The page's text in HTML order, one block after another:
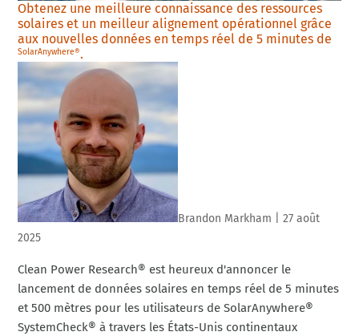
Obtenez une meilleure connaissance des ressources
solaires et un meilleur alignement opérationnel grâce
aux nouvelles données en temps réel de 5 minutes de
SolarAnywhere®.
Brandon Markham |27 août
2025
Clean Power Research® est heureux d'annoncer le
lancement de données solaires en temps réel de 5 minutes
et 500 mètres pour les utilisateurs de SolarAnywhere®
SystemCheck® à travers les États-Unis continentaux